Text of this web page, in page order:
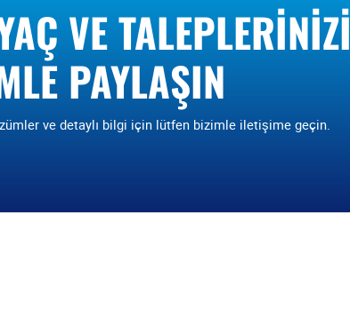
VE TALEPLERINIZI
PAYLAŞIN
ve detaylı bilgi için lütfen bizimle iletişime geçin.